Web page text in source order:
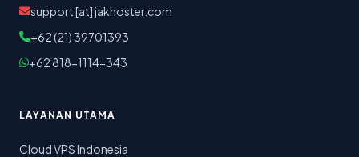
support [at] jakhoster.com
+62 (21) 39701393
+62 818-1114-343
LAYANAN UTAMA
Cloud VPS Indonesia